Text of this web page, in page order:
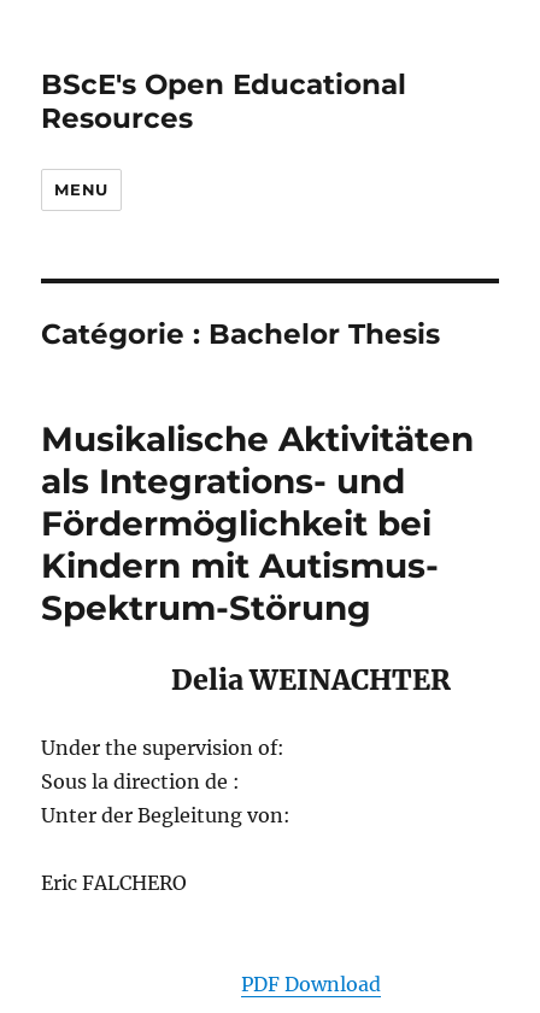
BScE's Open Educational
Resources
MENU
Catégorie : Bachelor Thesis
Musikalische Aktivitäten
als Integrations- und
Fördermöglichkeit bei
Kindern mit Autismus-
Spektrum-Störung
Delia WEINACHTER
Under the supervision of:
Sous la direction de :
Unter der Begleitung von:
Eric FALCHERO
PDF Download